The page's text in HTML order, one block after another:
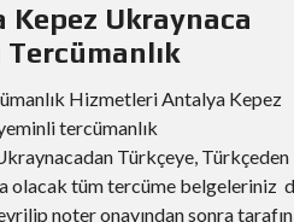
Kepez Ukraynaca
Hizmetleri Antalya Kepez
tercümanlık
Türkçeye, Türkçeden
olacak tüm tercüme belgeleriniz
noter onayından sonra